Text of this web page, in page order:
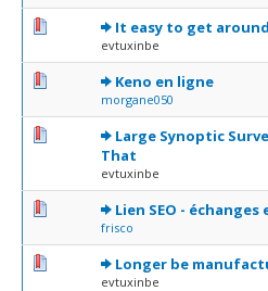
It easy to get
evtuxinbe
0 Votes - 0 sur 5 en
12345
Keno en ligne
morgane050
0 Votes - 0 sur 5 en
1
Large Synoptic
That
evtuxinbe
0 Votes - 0 sur 5 en
12 345
Lien SEO -
frisco
0 Votes - 0 sur 5 en
12345
Longer be
evtuxinbe
0 Votes - 0 sur 5 en
12345